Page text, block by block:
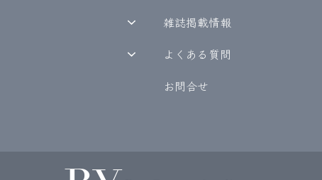
雑誌掲載情報
よくある質問
お問合せ